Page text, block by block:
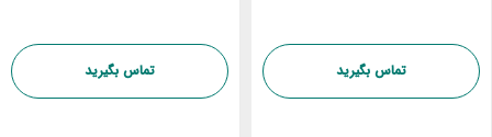
تماس بگیرید تماس بگیرید